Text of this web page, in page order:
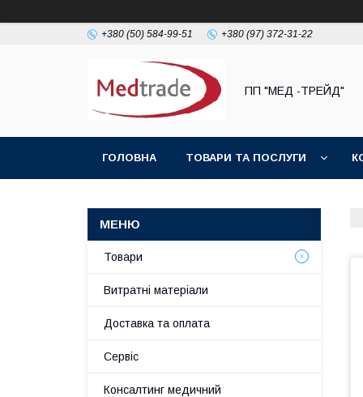
+380 (50) 584-99-51 +380 (97) 372-31-22
ПП "МЕД -ТРЕЙД"
ГОЛОВНА ТОВАРИ ТА ПОСЛУГИ
Товари
Витратні матеріали
Доставка та оплата
Сервіс
Консалтинг медичний